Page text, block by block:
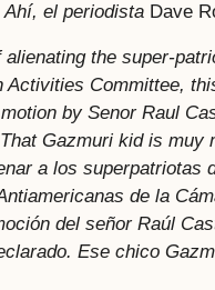
Ahí, el periodista Dave
the super-
Activities Committee,
by Senor Raul
That Gazmuri kid is muy
a los superpatriotas
de la
del señor Raúl
Ese chico